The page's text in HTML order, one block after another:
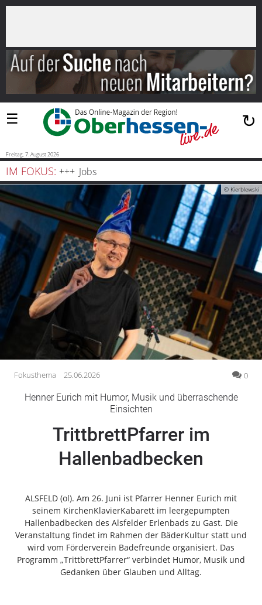
Suchen
Startseite
Blaulicht
Sport
Politik
Bauen
und
Wohnen
Freizeit
Gesellschaft
Gesundheit
Kultur
Lifestyle
Wirtschaft
Vogelsberg
Alsfeld
Romrod
Homberg
Ohm
Antrifttal
Feldatal
Freiensteinau
Gemünden
Grebenau
×
☰ ↻
Freitag, 7. August 2026
IM FOKUS: Jobs
© Kierblewski
Fokusthema 25.06.2026 0
Henner Eurich mit Humor, Musik und überraschende
Einsichten
TrittbrettPfarrer im
Hallenbadbecken
ALSFELD (ol). Am 26. Juni ist Pfarrer Henner Eurich mit
seinem KirchenKlavierKabarett im leergepumpten
Hallenbadbecken des Alsfelder Erlenbads zu Gast. Die
Veranstaltung findet im Rahmen der BäderKultur statt und
wird vom Förderverein Badefreunde organisiert. Das
Programm „TrittbrettPfarrer“ verbindet Humor, Musik und
Gedanken über Glauben und Alltag.